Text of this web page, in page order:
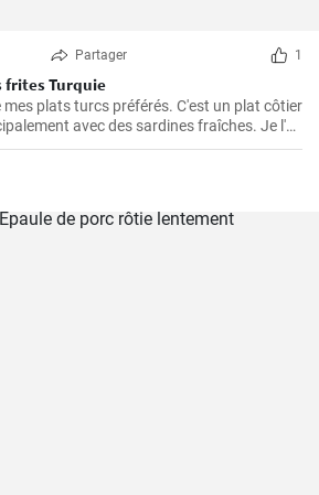
Partager 1
frites Turquie
mes plats turcs préférés. C'est un plat côtier
avec des sardines fraîches. Je l'ai
fois lors de mon voyage sur la côte de la
été impressionné par sa simplicité et son
sont tournées dans de la semoule de